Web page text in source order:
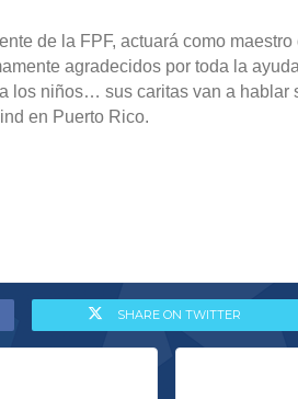
de la FPF, actuará como
agradecidos por toda la
los niños… sus caritas van a hablar
en Puerto Rico.
SHARE ON TWITTER